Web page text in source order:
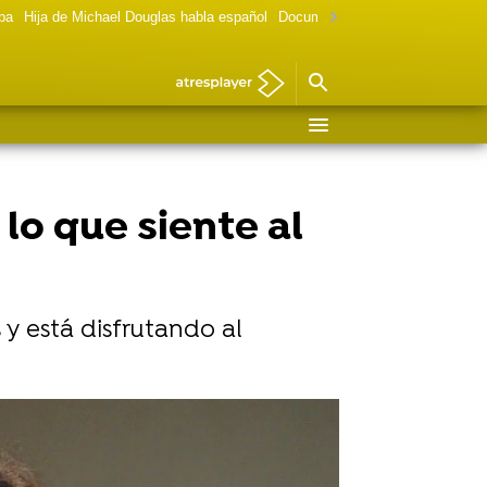
Hija de Michael Douglas habla español Documental Las chicas Gilmore
que siente al
y está disfrutando al